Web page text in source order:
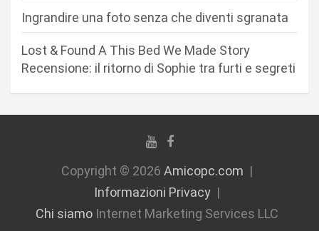
Ingrandire una foto senza che diventi sgranata
Lost & Found A This Bed We Made Story
Recensione: il ritorno di Sophie tra furti e segreti
Copyright © 2026 Amicopc.com
Informazioni Privacy
Chi siamoInternet Marketing Services LLC